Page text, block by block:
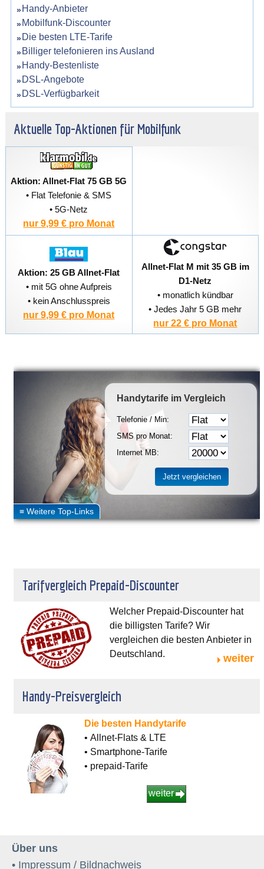
Handy-Anbieter
Mobilfunk-Discounter
Die besten LTE-Tarife
Billiger telefonieren ins Ausland
Handy-Bestenliste
DSL-Angebote
DSL-Verfügbarkeit
Aktuelle Top-Aktionen für Mobilfunk
Aktion: Allnet-Flat 75 GB 5G
• Flat Telefonie & SMS
• 5G-Netz
nur 9,99 € pro Monat
Aktion: 25 GB Allnet-Flat
• mit 5G ohne Aufpreis
• kein Anschlusspreis
nur 9,99 € pro Monat
Allnet-Flat M mit 35 GB im
D1-Netz
• monatlich kündbar
• Jedes Jahr 5 GB mehr
nur 22 € pro Monat
Handytarife im Vergleich
Telefonie / Min:
SMS pro Monat:
Internet MB:
Tarifvergleich Prepaid-Discounter
Welcher Prepaid-Discounter hat
die billigsten Tarife? Wir
vergleichen die besten Anbieter in
Deutschland.
weiter
Handy-Preisvergleich
Die besten Handytarife
• Allnet-Flats & LTE
• Smartphone-Tarife
• prepaid-Tarife
weiter
Über uns
• Impressum / Bildnachweis